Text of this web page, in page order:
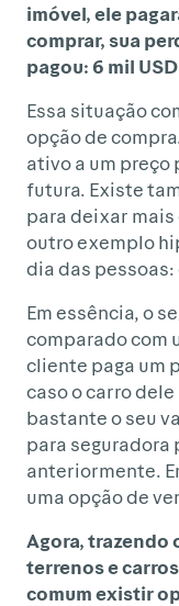
imóvel, ele
comprar, sua
pagou: 6 mil USD
Essa situação
opção de
ativo a um
futura. Existe
para deixar
outro exemplo
dia das pessoas:
Em essência, o
comparado com
cliente paga um
caso o carro
bastante o seu
para
anteriormente.
uma opção de
Agora, trazendo
terrenos e
comum existir